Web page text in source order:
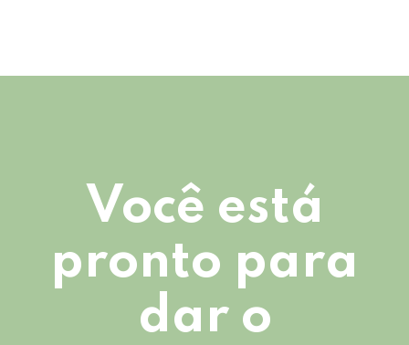
Você está
pronto para
dar o